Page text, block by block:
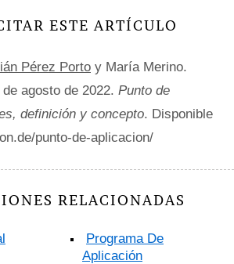
ESTE ARTÍCULO
Pérez Porto y María Merino.
agosto de 2022. Punto de
definición y concepto. Disponible
punto-de-aplicacion/
RELACIONADAS
Programa De
Aplicación